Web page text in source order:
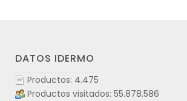
DATOS IDERMO
Productos: 4.475
Productos visitados: 55.878.586